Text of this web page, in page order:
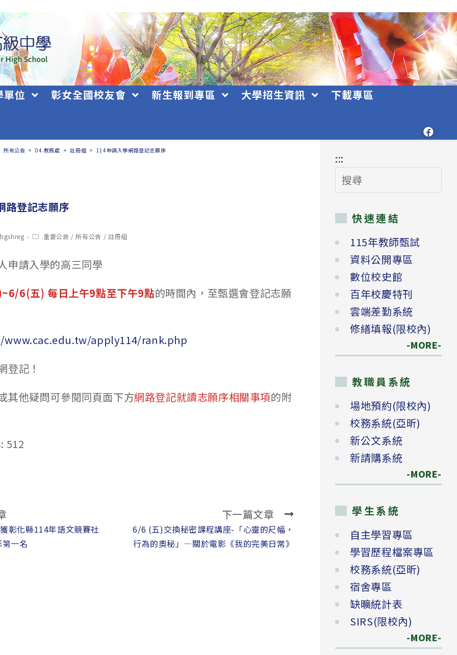
單位 彰女全國校友會 新生報到專區 大學招生資訊 下載專區
所有公告 > 04.教務處 > 註冊組 > 114申請入學網路登記志願序
路登記志願序
Post.重要公告 / 所有公告 / 註冊組
申請入學的高三同學
6(五) 每日上午9點至下午9點的時間內，至甄選會登記志願
apply114/rank.php
登記！
其他疑問可參閱同頁面下方網路登記就讀志願序相關事項的附
512
彰化縣114年語文競賽社
一名
下一篇文章
6/6 (五)交換秘密課程講座-「心靈的尺幅，
行為的奧秘」—關於電影《我的完美日常》
:::
搜
尋
快速連結
115年教師甄試
資料公開專區
數位校史館
百年校慶特刊
雲端差勤系統
修繕填報(限校內)
-MORE-
教職員系統
場地預約(限校內)
校務系統(亞昕)
新公文系統
新請購系統
-MORE-
學生系統
自主學習專區
學習歷程檔案專區
校務系統(亞昕)
宿舍專區
缺曠統計表
SIRS(限校內)
-MORE-